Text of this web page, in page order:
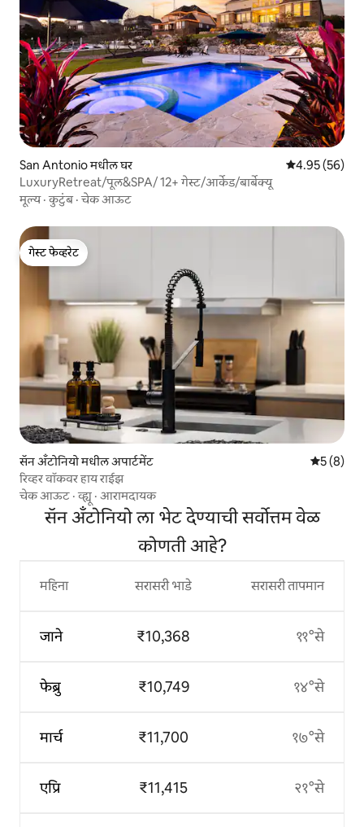
San Antonio मधील घर 5 पैकी 4.95
4.95 (56)
LuxuryRetreat/पूल&SPA/ 12+ गेस्ट/आर्केड/बार्बेक्यू
मूल्य·कुटुंब·चेक आऊट
गेस्ट फेव्हरेट
गेस्ट फेव्हरेट
सॅन अँटोनियो मधील अपार्टमेंट 5 पैकी 5
5 (8)
रिव्हर वॉकवर हाय राईझ
चेक आऊट ·व्ह्यू · आरामदायक
सॅन अँटोनियो ला भेट देण्याची सर्वोत्तम वेळ
कोणती आहे?
महिना
जाने
फेब्रु
मार्च
एप्रि
सरासरी भाडे
₹10,368
₹10,749
₹11,700
₹11,415
सरासरी तापमान
११°से
१४°से
१७°से
२१°से